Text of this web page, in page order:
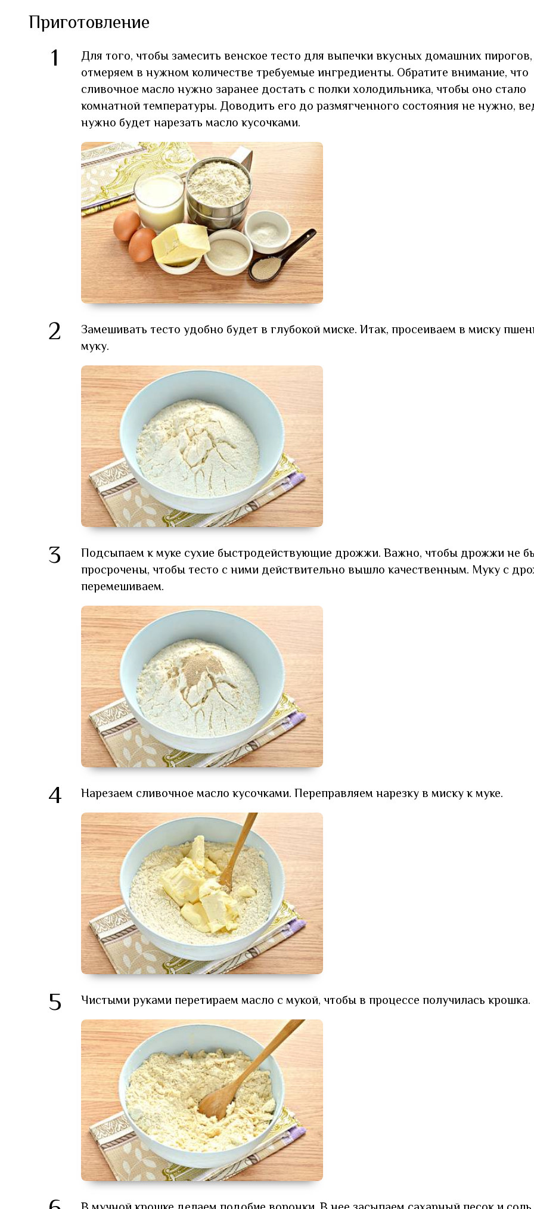
Приготовление
1
Для того, чтобы замесить венское тесто для выпечки вкусных домашних пирогов,
отмеряем в нужном количестве требуемые ингредиенты. Обратите внимание, что
сливочное масло нужно заранее достать с полки холодильника, чтобы оно стало
комнатной температуры. Доводить его до размягченного состояния не нужно,
нужно будет нарезать масло кусочками.
2
Замешивать тесто удобно будет в глубокой миске. Итак, просеиваем в миску
муку.
3
Подсыпаем к муке сухие быстродействующие дрожжи. Важно, чтобы дрожжи не
просрочены, чтобы тесто с ними действительно вышло качественным. Муку с
перемешиваем.
4 Нарезаем сливочное масло кусочками. Переправляем нарезку в миску к муке.
5 Чистыми руками перетираем масло с мукой, чтобы в процессе получилась крошка.